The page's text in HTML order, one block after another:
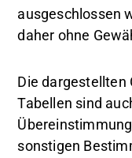
ausgeschlossen
daher ohne
Die dargestellten
Tabellen sind
sonstigen